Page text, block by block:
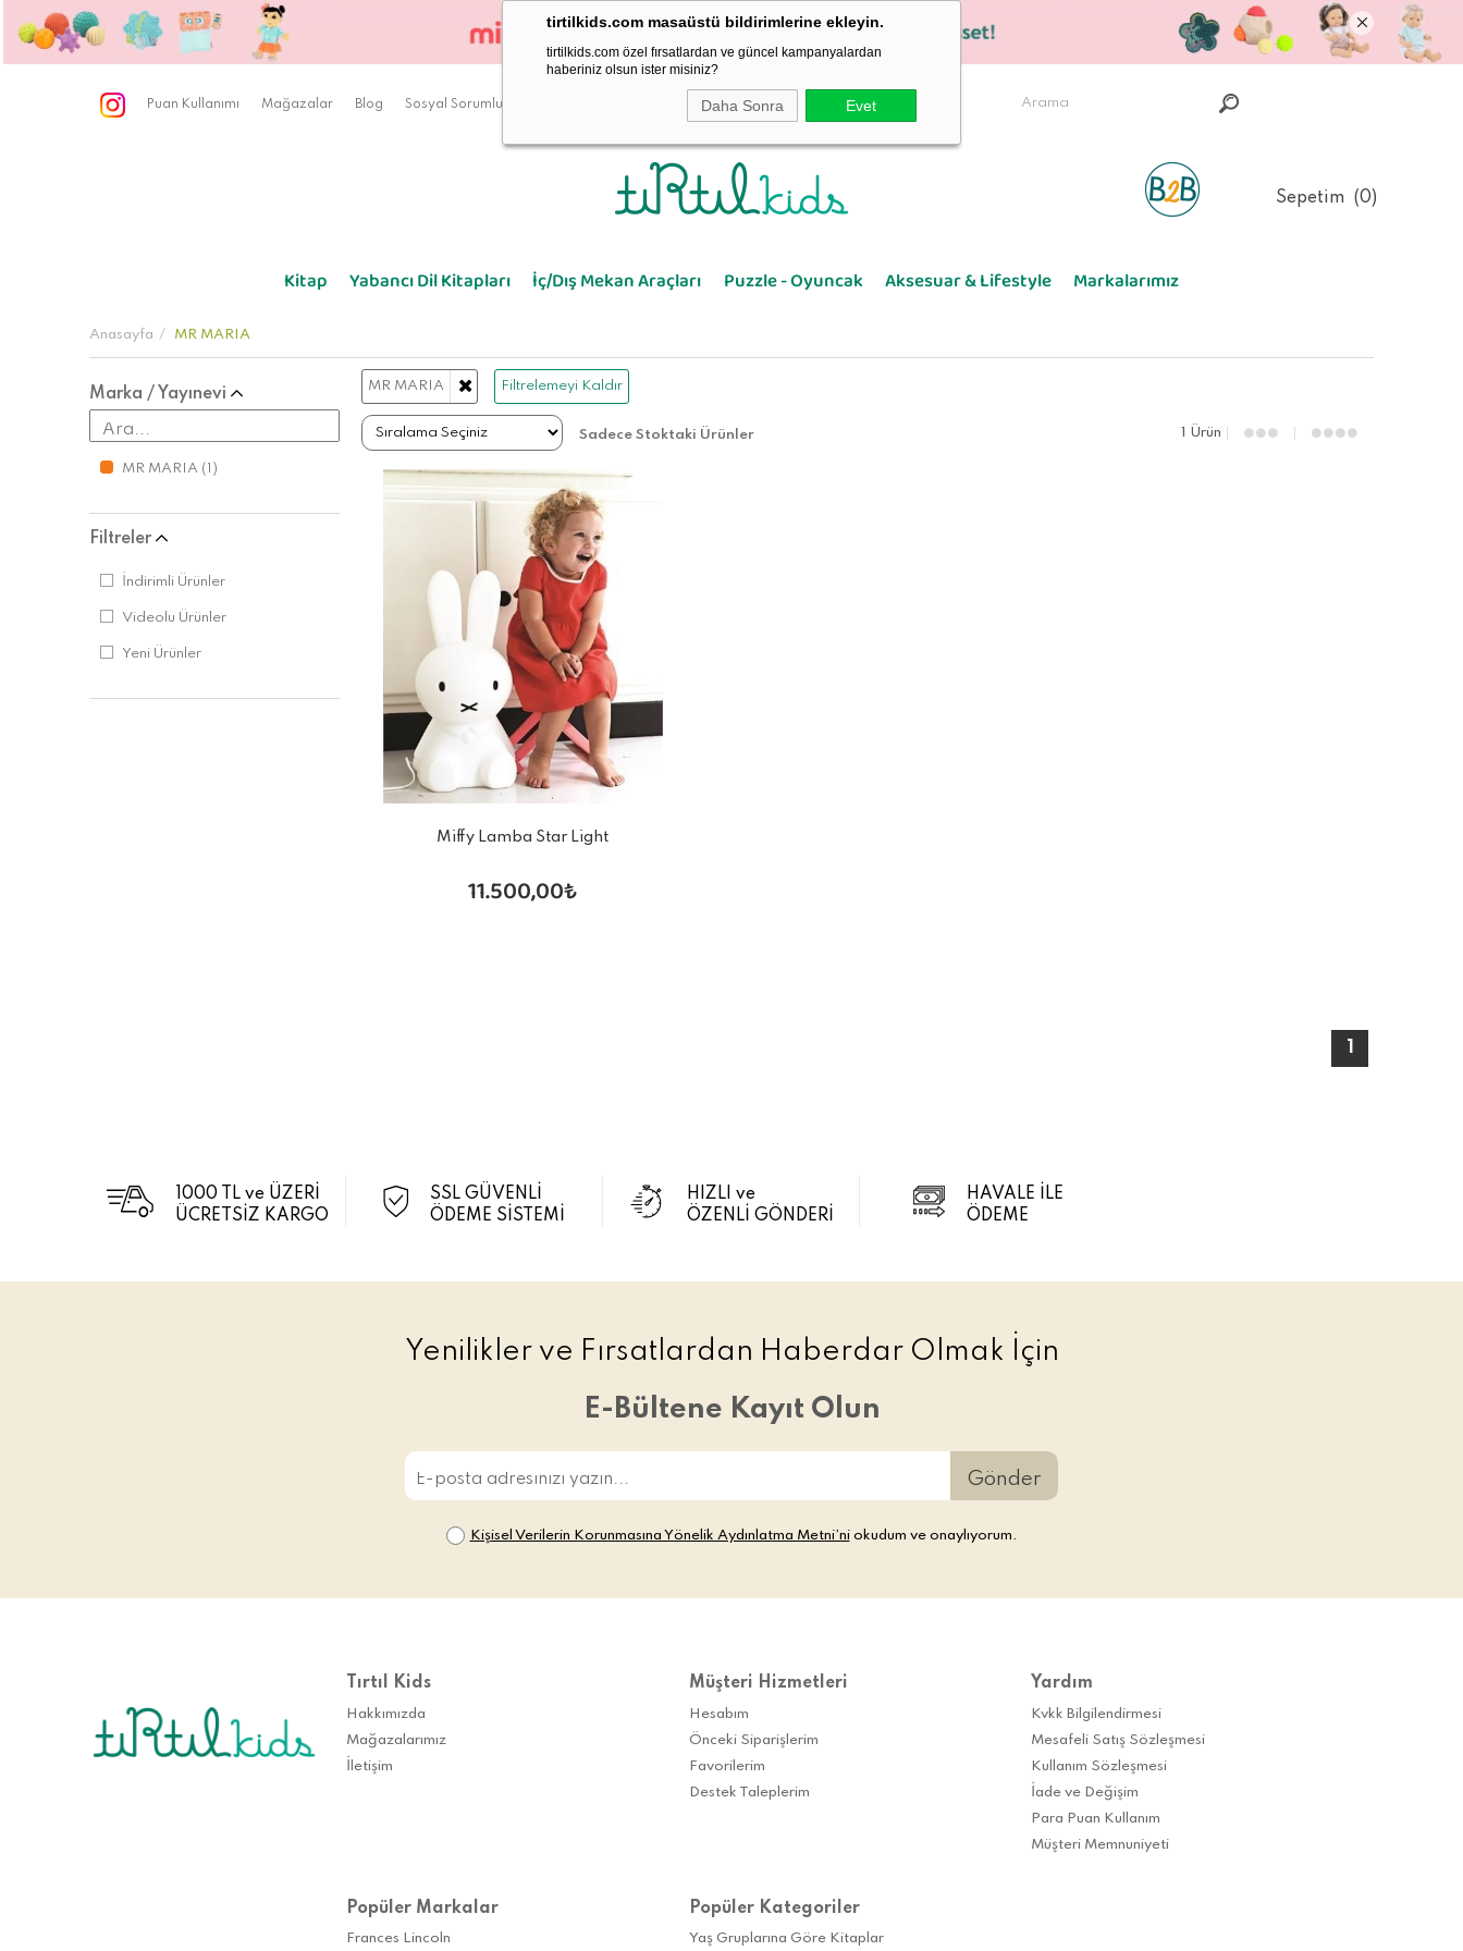
tirtilkids.com masaüstü bildirimlerine ekleyin.
tirtilkids.com özel fırsatlardan ve güncel kampanyalardan
haberiniz olsun ister misiniz?
Daha Sonra Evet
Puan Kullanımı Mağazalar Blog Sosyal Sorumluluk
Sepetim 0
Kitap Yabancı Dil Kitapları İç/Dış Mekan Araçları Puzzle - Oyuncak Aksesuar & Lifestyle Markalarımız
Anasayfa MR MARIA
Marka / Yayınevi
MR MARIA (1)
Filtreler
İndirimli Ürünler
Videolu Ürünler
Yeni Ürünler
MR MARIA Filtrelemeyi Kaldır
Sadece Stoktaki Ürünler 1 Ürün
Miffy Lamba Star Light
11.500,00₺
1000 TL ve ÜZERİ
ÜCRETSİZ KARGO
SSL GÜVENLİ
ÖDEME SİSTEMİ
HIZLI ve
ÖZENLİ GÖNDERİ
HAVALE İLE
ÖDEME
Yenilikler ve Fırsatlardan Haberdar Olmak İçin
E-Bültene Kayıt Olun
Gönder
Kişisel Verilerin Korunmasına Yönelik Aydınlatma Metni’niokudum ve onaylıyorum.
Tırtıl Kids
Hakkımızda
Mağazalarımız
İletişim
Müşteri Hizmetleri
Hesabım
Önceki Siparişlerim
Favorilerim
Destek Taleplerim
Yardım
Kvkk Bilgilendirmesi
Mesafeli Satış Sözleşmesi
Kullanım Sözleşmesi
İade ve Değişim
Para Puan Kullanım
Müşteri Memnuniyeti
Popüler Markalar
Frances Lincoln
Popüler Kategoriler
Yaş Gruplarına Göre Kitaplar